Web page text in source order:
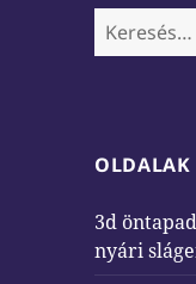
Keresés:
OLDALAK
3d
nyári